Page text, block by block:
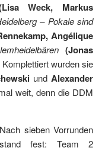
Weck, Markus
– Pokale sind
Angélique
(Jonas
Komplettiert wurden sie
und Alexander
weit, denn die DDM
Nach sieben Vorrunden
stand fest: Team 2